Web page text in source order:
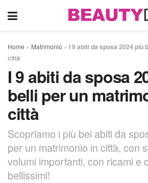
Home » Matrimonio » I 9 abiti da sposa 2024 più
città
I 9 abiti da sposa
belli per un
città
Scopriamo i più bei abiti da
per un matrimonio in città, con
volumi importanti, con ricami e
bellissimi!